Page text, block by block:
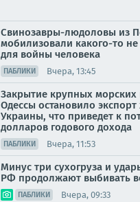
Свинозавры-людоловы из
мобилизовали какого-то
для войны человека
ПАБЛИКИ Вчера, 13:45
Закрытие крупных морских
Одессы остановило
Украины, что приведет к
долларов годового дохода
ПАБЛИКИ Вчера, 11:53
Минус три сухогруза и
РФ продолжают выбивать
ПАБЛИКИ Вчера, 09:33